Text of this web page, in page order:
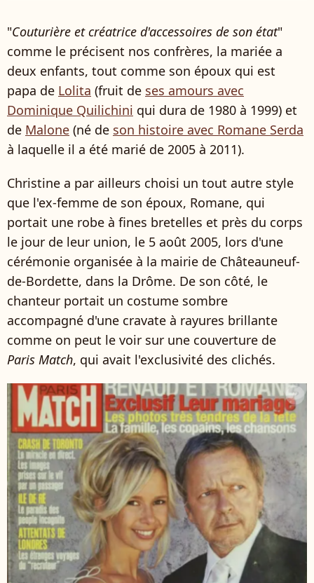
"Couturière et créatrice d'accessoires de son état"
comme le précisent nos confrères, la mariée a
deux enfants, tout comme son époux qui est
papa de Lolita (fruit de ses amours avec
Dominique Quilichini qui dura de 1980 à 1999) et
de Malone (né de son histoire avec Romane Serda
à laquelle il a été marié de 2005 à 2011).
Christine a par ailleurs choisi un tout autre style
que l'ex-femme de son époux, Romane, qui
portait une robe à fines bretelles et près du corps
le jour de leur union, le 5 août 2005, lors d'une
cérémonie organisée à la mairie de Châteauneuf-
de-Bordette, dans la Drôme. De son côté, le
chanteur portait un costume sombre
accompagné d'une cravate à rayures brillante
comme on peut le voir sur une couverture de
Paris Match, qui avait l'exclusivité des clichés.